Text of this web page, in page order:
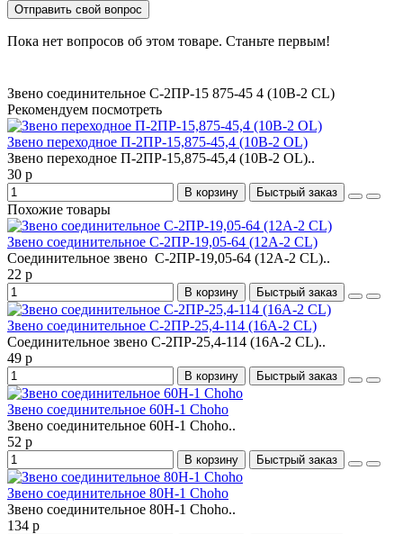
Отправить свой вопрос
Пока нет вопросов об этом товаре. Станьте первым!
Звено соединительное С-2ПР-15 875-45 4 (10B-2 CL)
Рекомендуем посмотреть
Звено переходное П-2ПР-15,875-45,4 (10В-2 OL)
Звено переходное П-2ПР-15,875-45,4 (10В-2 OL)..
30 р
В корзину Быстрый заказ
Похожие товары
Звено соединительное С-2ПР-19,05-64 (12A-2 CL)
Cоединительное звено С-2ПР-19,05-64 (12A-2 CL)..
22 р
В корзину Быстрый заказ
Звено соединительное С-2ПР-25,4-114 (16A-2 CL)
Соединительное звено С-2ПР-25,4-114 (16A-2 CL)..
49 р
В корзину Быстрый заказ
Звено соединительное 60H-1 Choho
Звено соединительное 60H-1 Choho..
52 р
В корзину Быстрый заказ
Звено соединительное 80H-1 Choho
Звено соединительное 80H-1 Choho..
134 р